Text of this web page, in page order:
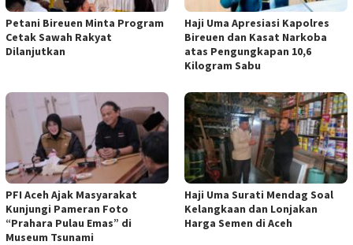
Petani Bireuen Minta Program
Cetak Sawah Rakyat
Dilanjutkan
Haji Uma Apresiasi Kapolres
Bireuen dan Kasat Narkoba
atas Pengungkapan 10,6
Kilogram Sabu
PFI Aceh Ajak Masyarakat
Kunjungi Pameran Foto
“Prahara Pulau Emas” di
Museum Tsunami
Haji Uma Surati Mendag Soal
Kelangkaan dan Lonjakan
Harga Semen di Aceh